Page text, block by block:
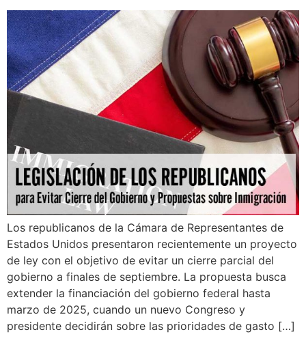
Los republicanos de la Cámara de Representantes de
Estados Unidos presentaron recientemente un proyecto
de ley con el objetivo de evitar un cierre parcial del
gobierno a finales de septiembre. La propuesta busca
extender la financiación del gobierno federal hasta
marzo de 2025, cuando un nuevo Congreso y
presidente decidirán sobre las prioridades de gasto […]